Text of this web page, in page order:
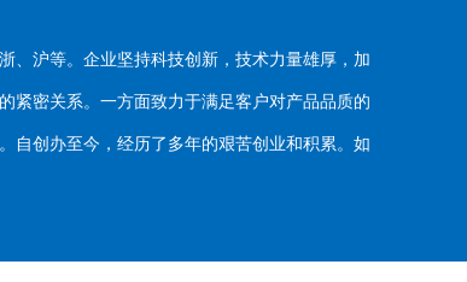
沪等。企业坚持科技创新，技术力量雄厚，加
密关系。一方面致力于满足客户对产品品质的
创办至今，经历了多年的艰苦创业和积累。如